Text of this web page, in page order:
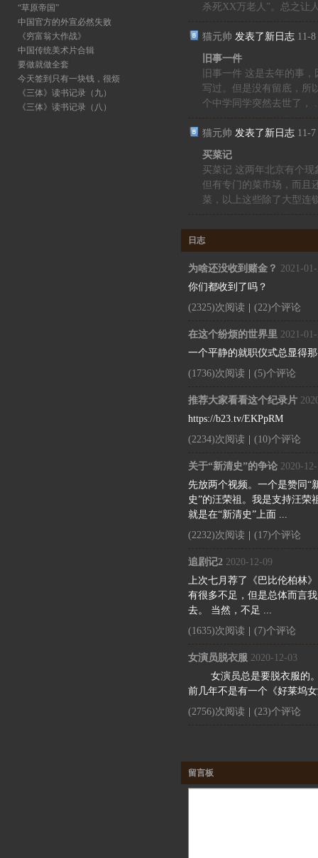
“草原帝国”
中国官方的外宣必然失败
《穷富翁大作战》
中国传统美术片合辑
要做就做全套
今天签到只有一块钱，很烦
《三体》读书记录（九）
《三体》读书记录（八）
杀死XX万老人”。总之让
猫元帅 发表了新日志 11-
旧事一件
旧事一件 这是去年的事
写过。但是没有留底，所
个中学同学突然去世了，
猫元帅 发表了新日志 11-
买菜记
买菜记 这两年北京有个
但有专门的菜市场，而且
菜，以上这些除了大型连
日志
为啥还没收到赌金？ 2021-
你们都收到了吗？
(2325)次阅读 | (22)个评论
在这个纷烦的世界里 2021-
一个平静的就职仪式总显得
(1736)次阅读 | (5)个评论
推荐大家看看这个纪录片
https://b23.tv/EKPpRM
(2234)次阅读 | (10)个评论
关于“新清史”的争论 2020-
先放两个视频。一个是赞同“
史”的汪荣祖。我是支持汪荣
就是在“新清史”上面 ...
(2232)次阅读 | (17)个评论
追剧记2 2020-12-09
上次七月荐了《巴比伦柏林
有很多不足，但是总体而言
去。 当然，不足 ...
(1635)次阅读 | (7)个评论
女演员脱衣服 2020-12-03
女演员总是要脱衣服的。
前几年不是有一个《好莱坞
(2756)次阅读 | (23)个评论
留言板